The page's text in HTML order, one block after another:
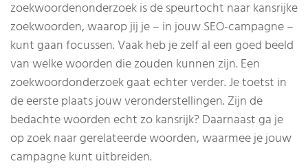
zoekwoordenonderzoek is de speurtocht naar kansrijke
zoekwoorden, waarop jij je – in jouw SEO-campagne –
kunt gaan focussen. Vaak heb je zelf al een goed beeld
van welke woorden die zouden kunnen zijn. Een
zoekwoordonderzoek gaat echter verder. Je toetst in
de eerste plaats jouw veronderstellingen. Zijn de
bedachte woorden echt zo kansrijk? Daarnaast ga je
op zoek naar gerelateerde woorden, waarmee je jouw
campagne kunt uitbreiden.